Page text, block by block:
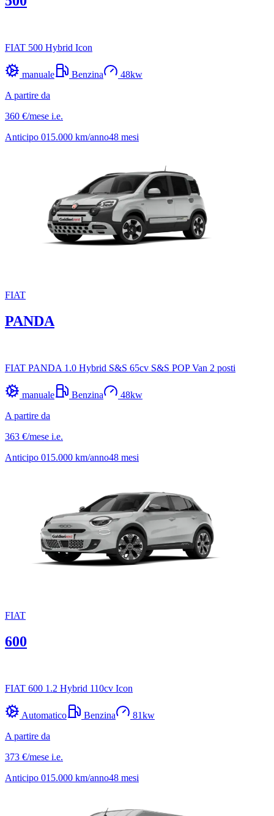
FIAT 500 Hybrid Icon
manuale Benzina 48kw
A partire da
360 €/mese i.e.
Anticipo 015.000 km/anno48 mesi
FIAT
PANDA
FIAT PANDA 1.0 Hybrid S&S 65cv S&S POP Van 2 posti
manuale Benzina 48kw
A partire da
363 €/mese i.e.
Anticipo 015.000 km/anno48 mesi
FIAT
600
FIAT 600 1.2 Hybrid 110cv Icon
Automatico Benzina 81kw
A partire da
373 €/mese i.e.
Anticipo 015.000 km/anno48 mesi